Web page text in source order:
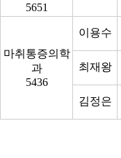
5651
마취통증의학
과
5436
이용수
최재왕
김정은